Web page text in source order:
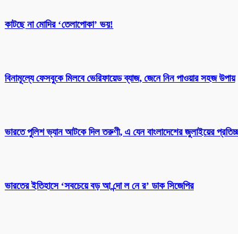
কাটছে না মোদির ‘তেলাপোকা’ ভয়!
বিনামূল্যে ফেসবুকে মিলবে ভেরিফায়েড ব্যাজ, জেনে নিন পাওয়ার সহজ উপায়
ভারতে পুলিশ ভ্যান আটকে দিল তরুণী, এ যেন বাংলাদেশের জুলাইয়ের
ভারতের ইতিহাসে ‘সবচেয়ে বড় আ ন্দো ল নে র’ ডাক সিজেপির